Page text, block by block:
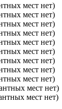
мест нет)
мест нет)
мест нет)
мест нет)
мест нет)
мест нет)
мест нет)
мест нет)
мест нет)
мест нет)
мест нет)